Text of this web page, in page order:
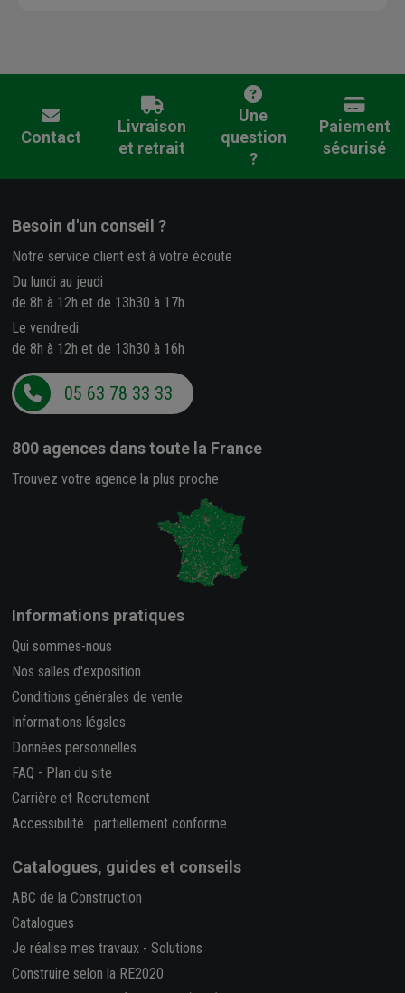
Contact
Livraison
et retrait
Une
question
?
Paiement
sécurisé
Besoin d'un conseil ?
Notre service client est à votre écoute
Du lundi au jeudi
de 8h à 12h et de 13h30 à 17h
Le vendredi
de 8h à 12h et de 13h30 à 16h
05 63 78 33 33
800 agences dans toute la France
Trouvez votre agence la plus proche
Informations pratiques
Qui sommes-nous
Nos salles d'exposition
Conditions générales de vente
Informations légales
Données personnelles
FAQ - Plan du site
Carrière et Recrutement
Accessibilité : partiellement conforme
Catalogues, guides et conseils
ABC de la Construction
Catalogues
Je réalise mes travaux - Solutions
Construire selon la RE2020